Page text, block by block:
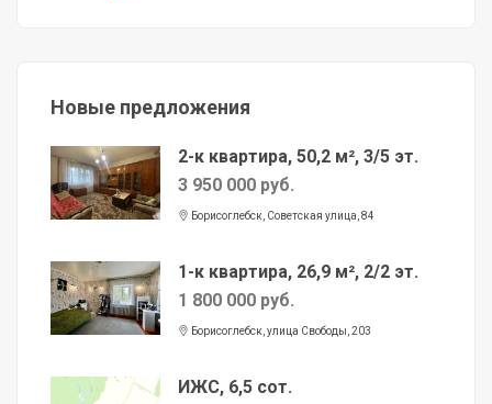
Новые предложения
2-к квартира, 50,2 м², 3/5 эт.
3 950 000 руб.
Борисоглебск, Советская улица, 84
1-к квартира, 26,9 м², 2/2 эт.
1 800 000 руб.
Борисоглебск, улица Свободы, 203
ИЖС, 6,5 сот.